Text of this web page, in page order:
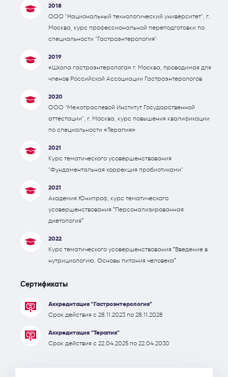
2018
ООО "Национальный технологический университет", г.
Москва, курс профессиональной переподготовки по
специальности "Гастроэнтерология"
2019
«Школа гастроэнтеролога» г. Москва, проводимая для
членов Российской Ассоциации Гастроэнтерологов
2020
ООО "Межотраслевой Институт Государственной
аттестации", г. Москва, курс повышения квалификации
по специальности «Терапия»
2021
Курс тематического усовершенствования
"Фундаментальная коррекция пробиотиками"
2021
Академия Юнипроф, курс тематического
усовершенствования “Персонализированная
диетология”
2022
Курс тематического усовершенствования “Введение в
нутрициологию. Основы питания человека”
Сертификаты
Аккредитация "Гастроэнтерология"
Срок действия с 28.11.2023 по 28.11.2028
Аккредитация "Терапия"
Срок действия с 22.04.2025 по 22.04.2030